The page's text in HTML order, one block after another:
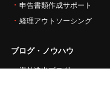
申告書類作成サポート
経理アウトソーシング
ブログ・ノウハウ
海外進出ブログ